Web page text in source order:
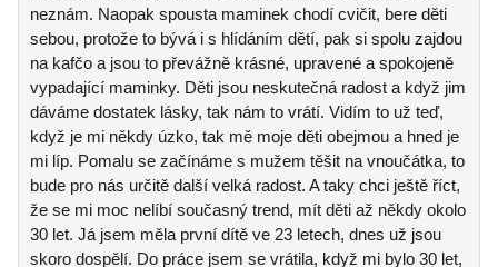
neznám. Naopak spousta maminek chodí cvičit, bere děti
sebou, protože to bývá i s hlídáním dětí, pak si spolu zajdou
na kafčo a jsou to převážně krásné, upravené a spokojeně
vypadající maminky. Děti jsou neskutečná radost a když jim
dáváme dostatek lásky, tak nám to vrátí. Vidím to už teď,
když je mi někdy úzko, tak mě moje děti obejmou a hned je
mi líp. Pomalu se začínáme s mužem těšit na vnoučátka, to
bude pro nás určitě další velká radost. A taky chci ještě říct,
že se mi moc nelíbí současný trend, mít děti až někdy okolo
30 let. Já jsem měla první dítě ve 23 letech, dnes už jsou
skoro dospělí. Do práce jsem se vrátila, když mi bylo 30 let,